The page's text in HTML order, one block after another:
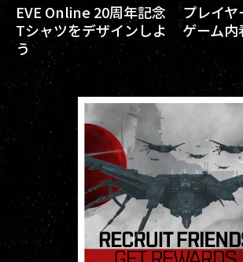
EVE Online 20周年記念
Tシャツをデザインしよ
う
プレイヤ
ゲーム